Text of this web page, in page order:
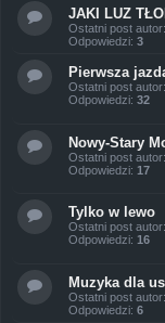
JAKI LUZ
Ostatni post autor:
Odpowiedzi: 3
Pierwsza
Ostatni post autor:
Odpowiedzi: 32
Nowy-Stary
Ostatni post autor:
Odpowiedzi: 17
Tylko w lewo
Ostatni post autor:
Odpowiedzi: 16
Muzyka dla
Ostatni post autor:
Odpowiedzi: 6